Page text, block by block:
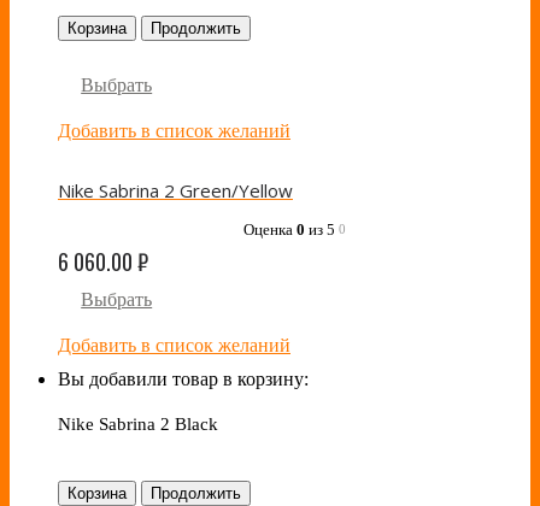
Корзина Продолжить
Выбрать
Добавить в список желаний
Nike Sabrina 2 Green/Yellow
Оценка 0 из 5 0
6 060.00₽
Выбрать
Добавить в список желаний
Вы добавили товар в корзину:
Nike Sabrina 2 Black
Корзина Продолжить